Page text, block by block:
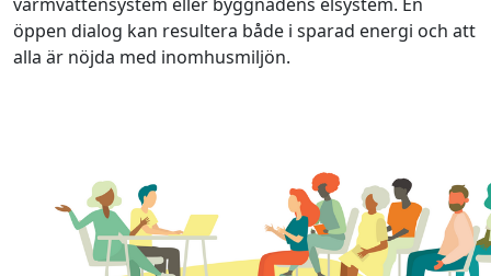
öppen dialog kan resultera både i sparad energi och att
alla är nöjda med inomhusmiljön.